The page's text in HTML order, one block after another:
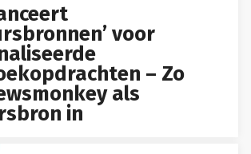
voor
– Zo
als
in